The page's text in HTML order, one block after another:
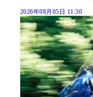
2026年08月05日 11:30